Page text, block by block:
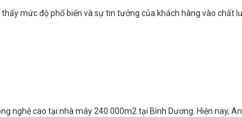
mức độ phổ biến và sự tin tưởng của khách hàng vào chất
nghệ cao tại nhà máy 240.000m2 tại Bình Dương. Hiện nay,